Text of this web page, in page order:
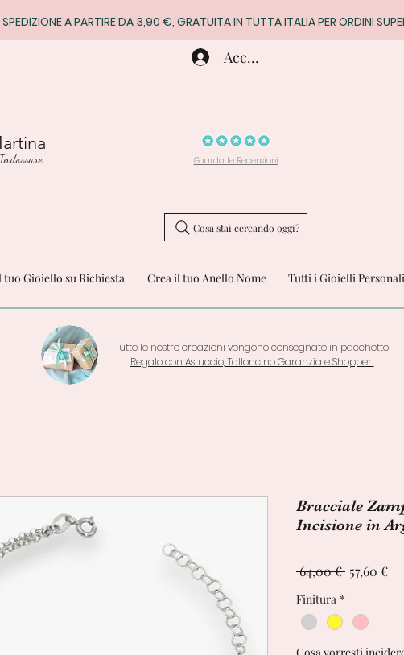
SPEDIZIONE A PARTIRE DA 3,90 €, GRATUITA IN TUTTA ITALIA PER ORDINI
Accedi
Guarda le Recensioni
Cosa stai cercando oggi?
tuo Gioiello su Richiesta Crea il tuo Anello Nome Tutti i Gioielli
Tutte le nostre creazioni vengono consegnate in pacchetto
Regalo con Astuccio, Talloncino Garanzia e Shopper
Bracciale
Incisione in
64,00 € Prezzo
57,60 €
Finitura *